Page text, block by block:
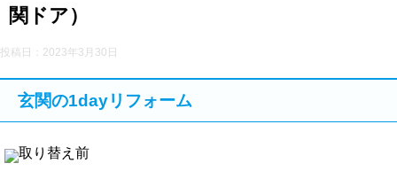
関ドア）
投稿日： 2023年3月30日
玄関の1dayリフォーム
取り替え前